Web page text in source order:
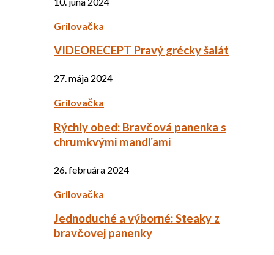
Grilovačka
VIDEORECEPT Pravý grécky šalát
27. mája 2024
Grilovačka
Rýchly obed: Bravčová panenka s
chrumkvými mandľami
26. februára 2024
Grilovačka
Jednoduché a výborné: Steaky z
bravčovej panenky